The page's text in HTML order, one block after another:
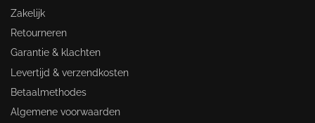
Zakelijk
Retourneren
Garantie & klachten
Levertijd & verzendkosten
Betaalmethodes
Algemene voorwaarden